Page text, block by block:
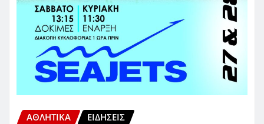
ΑΘΛΗΤΙΚΑ ΕΙΔΗΣΕΙΣ